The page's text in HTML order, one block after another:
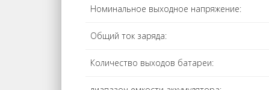
Номинальное выходное напряжение:
Общий ток заряда:
Количество выходов батареи: